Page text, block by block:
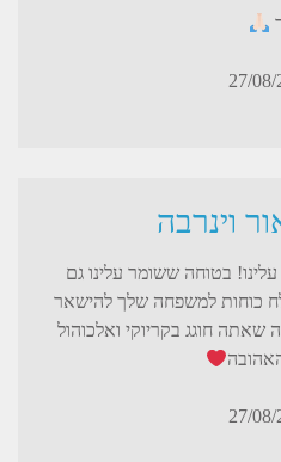
וינרבה
בטוחה ששומר עלינו גם
כוחות למשפחה שלך להישאר
שאתה חוגג בקריוקי ואלכוהול